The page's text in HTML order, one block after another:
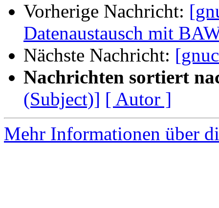
Vorherige Nachricht:
Datenaustausch mit
Nächste Nachricht:
Nachrichten sortiert
(Subject)] [ Autor ]
Mehr Informationen über